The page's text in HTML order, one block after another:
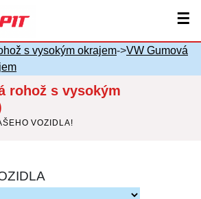
☰
s vysokým okrajem->VW Gumová
rohož s vysokým
VOZIDLA!